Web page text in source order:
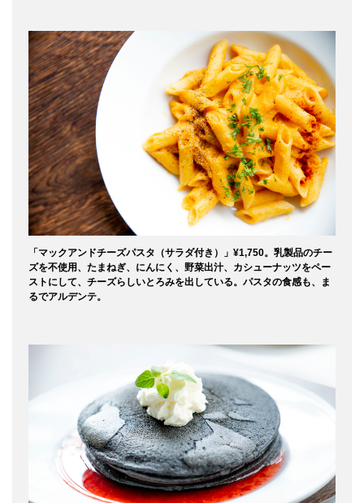
「マックアンドチーズパスタ（サラダ付き）」¥1,750。乳製品のチー
ズを不使用、たまねぎ、にんにく、野菜出汁、カシューナッツをペー
ストにして、チーズらしいとろみを出している。パスタの食感も、ま
るでアルデンテ。